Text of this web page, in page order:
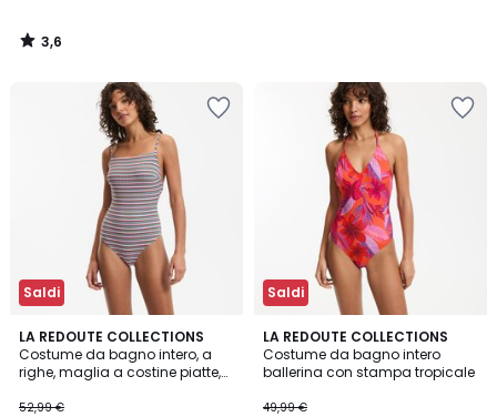
3,6
/
Saldi
LA REDOUTE COLLECTIONS
Costume da bagno intero, a
righe, maglia a costine piatte,
52,99 €
4,2
/ 5
Saldi
LA REDOUTE COLLECTIONS
Costume da bagno intero
ballerina con stampa tropicale
49,99 €